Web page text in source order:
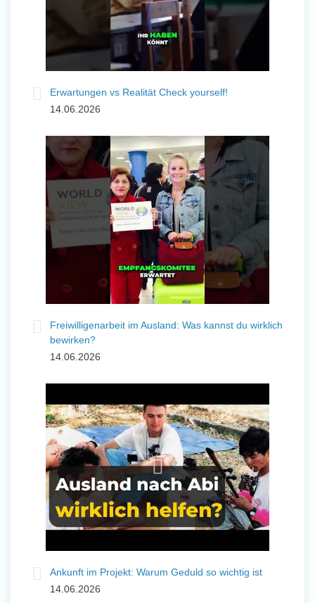
Erwartungen vs Realität Check yourself!
14.06.2026
Freiwilligenarbeit im Ausland: Was kannst du wirklich
bewirken?
14.06.2026
Ankunft im Projekt: Warum Geduld so wichtig ist
14.06.2026